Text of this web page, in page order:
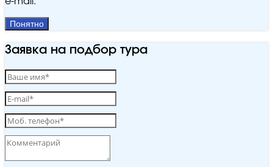
Понятно
Заявка на подбор тура